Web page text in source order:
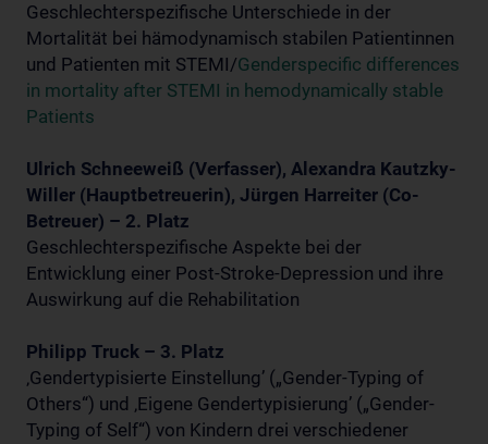
Geschlechterspezifische Unterschiede in der
Mortalität bei hämodynamisch stabilen Patientinnen
und Patienten mit STEMI/Genderspecific differences
in mortality after STEMI in hemodynamically stable
Patients
Ulrich Schneeweiß (Verfasser), Alexandra Kautzky-
Willer (Hauptbetreuerin), Jürgen Harreiter (Co-
Betreuer) – 2. Platz
Geschlechterspezifische Aspekte bei der
Entwicklung einer Post-Stroke-Depression und ihre
Auswirkung auf die Rehabilitation
Philipp Truck – 3. Platz
‚Gendertypisierte Einstellung’ („Gender-Typing of
Others“) und ‚Eigene Gendertypisierung’ („Gender-
Typing of Self“) von Kindern drei verschiedener